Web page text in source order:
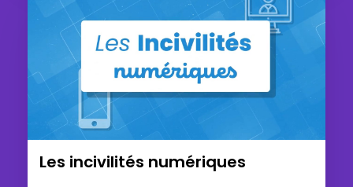
Les incivilités numériques